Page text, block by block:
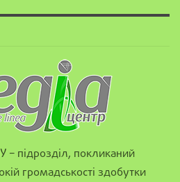
– підрозділ, покликаний
громадськості здобутки